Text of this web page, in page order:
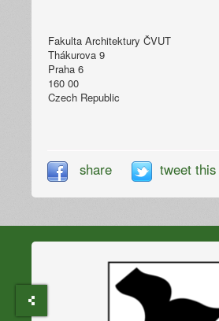
Fakulta Architektury ČVUT
Thákurova 9
Praha 6
160 00
Czech Republic
share tweet this